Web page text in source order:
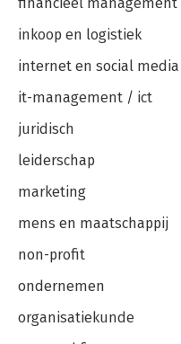
inkoop en logistiek
internet en social media
it-management / ict
juridisch
leiderschap
marketing
mens en maatschappij
non-profit
ondernemen
organisatiekunde